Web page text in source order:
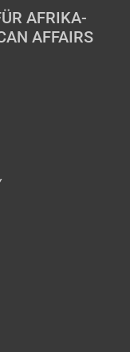
AFRIKA-
AFFAIRS